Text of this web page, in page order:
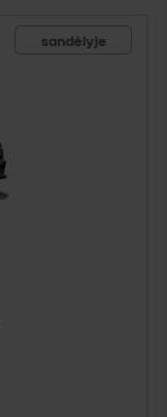
sandėlyje